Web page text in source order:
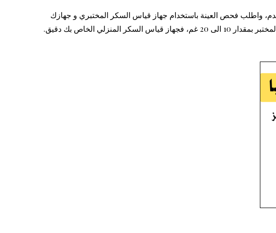
واطلب فحص العينة باستخدام جهاز قياس السكر المختبري و جهازك
المنزلي في نفس الوقت. إذا كانت القراءات اقل من نتيجة المختبر بمقدار 10 الى 20 مليغرام أو اعلى من نتيجة المختبر بمقدار 10 الى 20 غم، فجهاز قياس السكر المنزلي الخاص بك دقيق.